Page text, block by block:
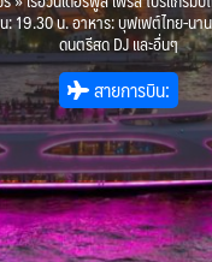
ISR
19
LAO
0 MYS
0
ฮอร์เซโกวีนา BLR
BEL
3 CYP
CZE
2 FIN
1 FRO
2 นามิ
แอล
18 ทัว
1 บรา
0 อียิป
น: 19.30 น. อาหาร: บุฟเฟต์ไทย-น
ดนตรีสด DJ และอื่นๆ
สายการบิน: